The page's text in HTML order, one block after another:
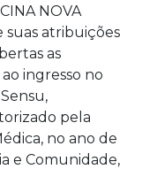
NOVA
suas atribuições
as
ingresso no
pela
no ano de
e Comunidade,